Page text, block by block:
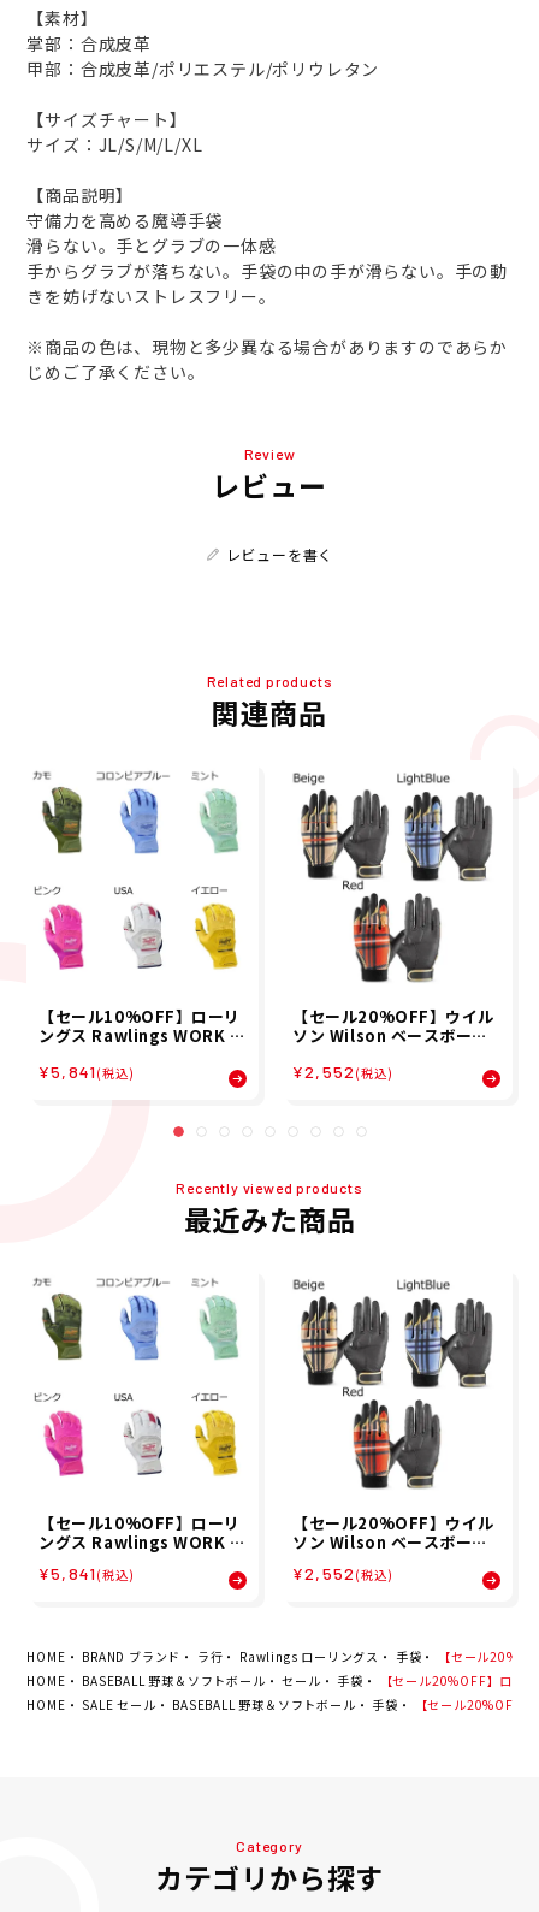
【素材】
掌部：合成皮革
甲部：合成皮革/ポリエステル/ポリウレタン
【サイズチャート】
サイズ：JL/S/M/L/XL
【商品説明】
守備力を高める魔導手袋
滑らない。手とグラブの一体感
手からグラブが落ちない。手袋の中の手が滑らない。手の動
きを妨げないストレスフリー。
※商品の色は、現物と多少異なる場合がありますのであらか
じめご了承ください。
Review
レビュー
レビューを書く
Related products
関連商品
【セール10%OFF】ローリ
ングス Rawlings WORK H
両手用 野球 ソフトボール バ
ッティング 手袋 WH25BG
¥5,841(税込)
【セール20%OFF】ウイル
ソン Wilson ベースボール
手袋 WL-1P 守備用 手袋
左手用 パッド入り WB5778
ックス ジュニア キッズ 子ど
¥2,552 (税込)
Recently viewed products
最近みた商品
【セール10%OFF】ローリ
ングス Rawlings WORK H
両手用 野球 ソフトボール バ
¥5,841(税込)
【セール20%OFF】ウイル
ソン Wilson ベースボール
手袋 WL-1P 守備用 手袋
も 男の子 女の子 25FA 秋
¥2,552 (税込)
HOME BRAND ブランド ラ行 Rawlings ローリングス 手袋
【セール
HOME
BASEBALL 野球＆ソフトボール セール 手袋
【セール20%OFF】ロー
HOME
SALE セール BASEBALL 野球＆ソフトボール 手袋 【セール20%OFF
Category
カテゴリから探す